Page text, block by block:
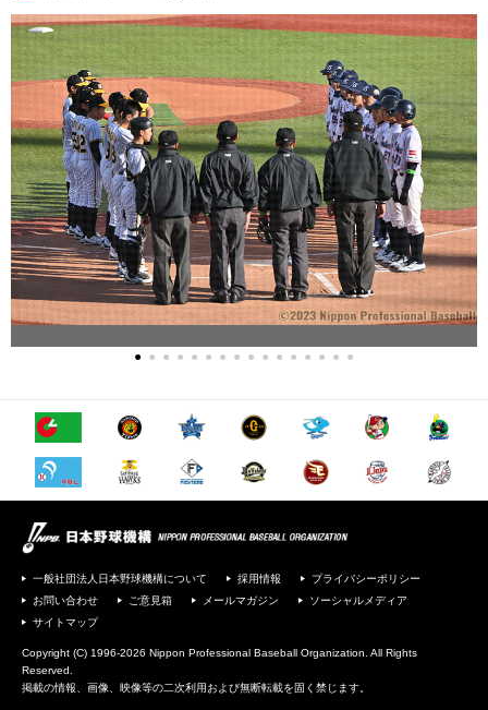
● ● ● ● ● ● ● ● ● ● ● ● ● ● ● ●
一般社団法人日本野球機構について 採用情報
プライバシーポリシー
お問い合わせ
ご意見箱 メールマガジン
ソーシャルメディア
サイトマップ
Copyright (C) 1996-2026 Nippon Professional Baseball Organization. All Rights
Reserved.
掲載の情報、画像、映像等の二次利用および無断転載を固く禁じます。